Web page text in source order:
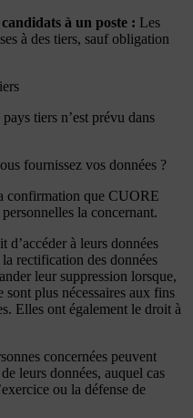
à un poste : Les
à des tiers, sauf obligation
tiers n’est prévu dans
fournissez vos données ?
confirmation que CUORE
la concernant.
d’accéder à leurs données
rectification des données
leur suppression lorsque,
sont plus nécessaires aux fins
Elles ont également le droit à
concernées peuvent
leurs données, auquel cas
ou la défense de